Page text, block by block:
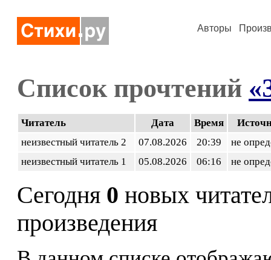
Авторы
Список прочтений
Читатель Дата Время
неизвестный читатель 2
07.08.2026 20:39
не
неизвестный читатель 1
05.08.2026 06:16 не
Сегодня 0 новых
произведения